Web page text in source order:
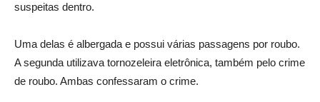
suspeitas dentro.
Uma delas é albergada e possui várias passagens por roubo.
A segunda utilizava tornozeleira eletrônica, também pelo crime
de roubo. Ambas confessaram o crime.